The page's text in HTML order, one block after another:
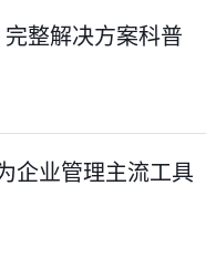
整解决方案科普
企业管理主流工具